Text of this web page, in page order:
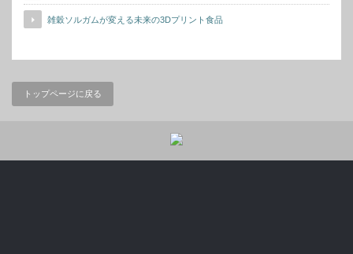
雑穀ソルガムが変える未来の3Dプリント食品
トップページに戻る